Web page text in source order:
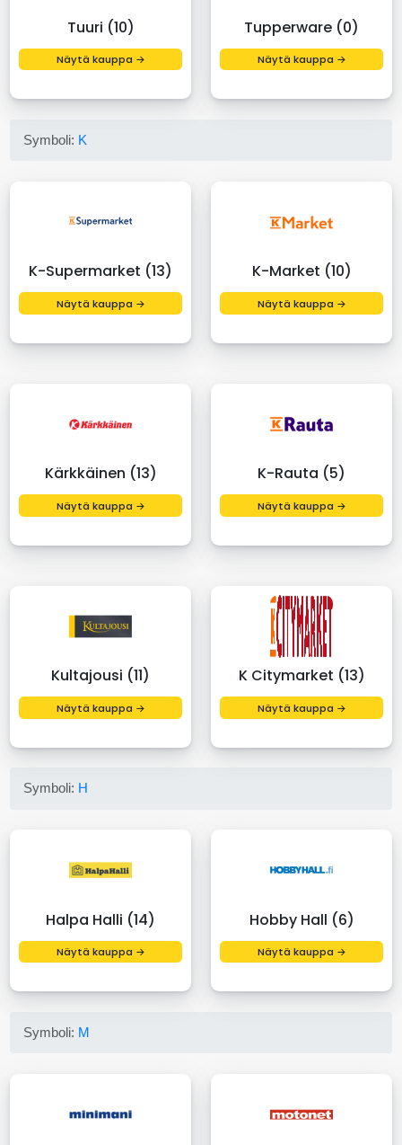
Tuuri (10)
Näytä kauppa →
Tupperware (0)
Näytä kauppa →
Symboli: K
K-Supermarket (13)
Näytä kauppa →
K-Market (10)
Näytä kauppa →
Kärkkäinen (13)
Näytä kauppa →
K-Rauta (5)
Näytä kauppa →
Kultajousi (11)
Näytä kauppa →
K Citymarket (13)
Näytä kauppa →
Symboli: H
Halpa Halli (14)
Näytä kauppa →
Hobby Hall (6)
Näytä kauppa →
Symboli: M